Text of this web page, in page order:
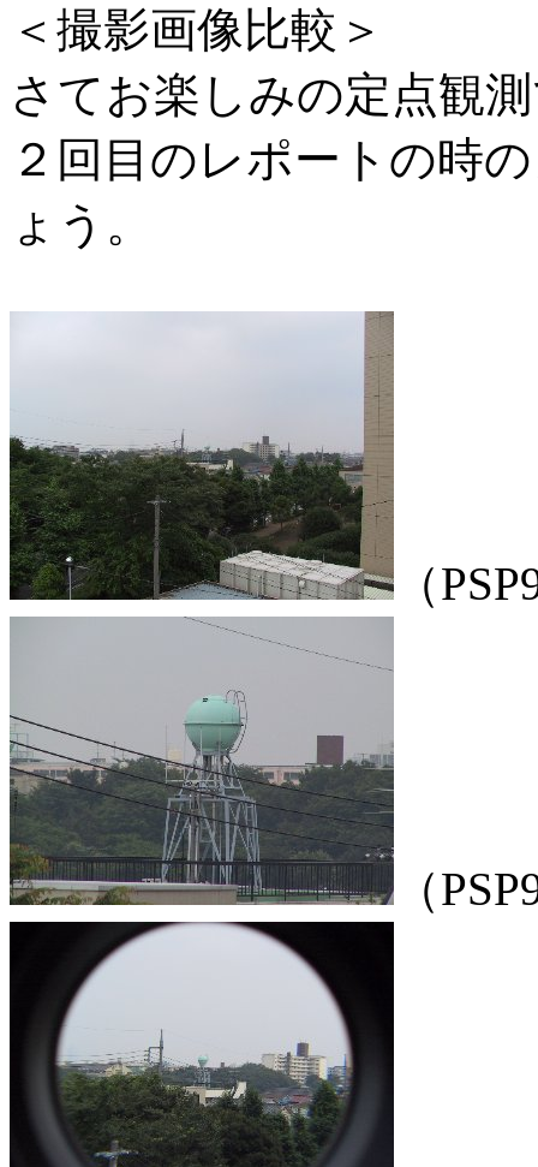
＜撮影画像比較＞
さてお楽しみの定点観
２回目のレポートの時
ょう。
（
（